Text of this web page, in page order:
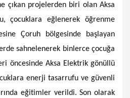
çıkan projelerden biri olan Aksa
çocuklara eğlenerek öğrenme
Çoruh bölgesinde başlayan
sahnelenerek binlerce çocuğa
öncesinde Aksa Elektrik gönüllü
enerji tasarrufu ve güvenli
eğitimler verildi. Son olarak